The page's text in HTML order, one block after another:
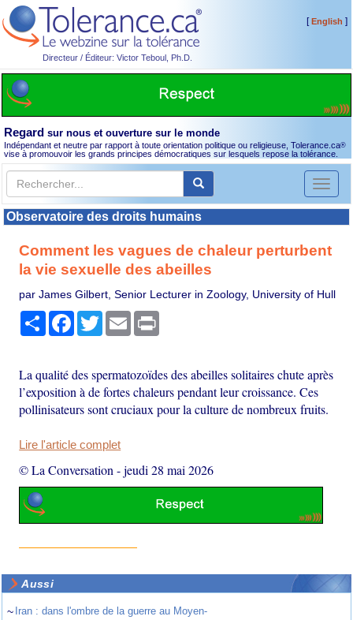
Directeur / Éditeur: Victor Teboul, Ph.D.
[English ]
Regard sur nous et ouverture sur le monde
Indépendant et neutre par rapport à toute orientation politique ou religieuse, Tolerance.ca®
vise à promouvoir les grands principes démocratiques sur lesquels repose la tolérance.
Toggle
Observatoire des droits humains
Comment les vagues de chaleur perturbent
la vie sexuelle des abeilles
par James Gilbert, Senior Lecturer in Zoology, University of Hull
PartagerFacebook
TwitterEmail
La qualité des spermatozoïdes des abeilles solitaires chute après
l’exposition à de fortes chaleurs pendant leur croissance. Ces
pollinisateurs sont cruciaux pour la culture de nombreux fruits.
Lire l'article complet
© La Conversation -jeudi 28 mai 2026
Aussi
~ Iran : dans l'ombre de la guerre au Moyen-